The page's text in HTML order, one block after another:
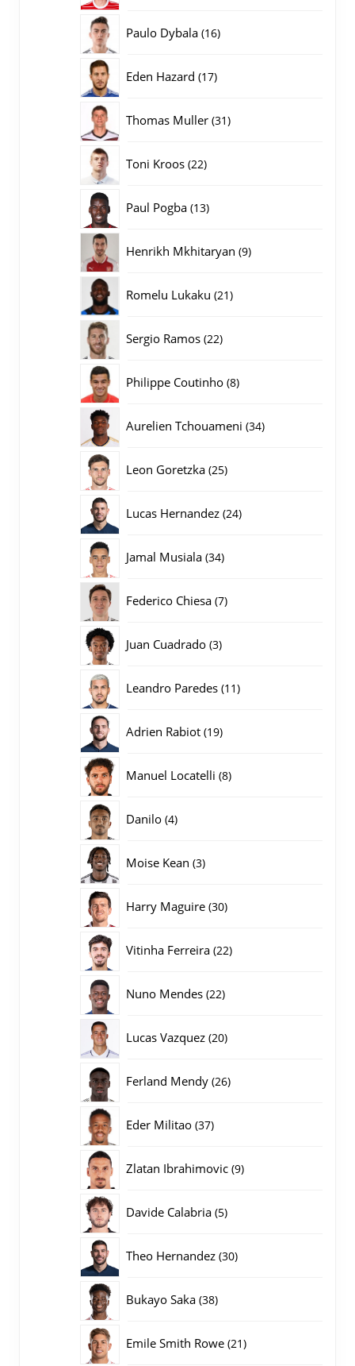
Paulo Dybala 1616
Eden Hazard 1717
Thomas Muller 3131
Toni Kroos 2222
Paul Pogba 1313
Henrikh Mkhitaryan 99
Romelu Lukaku 2121
Sergio Ramos 2222
Philippe Coutinho 88
Aurelien Tchouameni 3434
Leon Goretzka 2525
Lucas Hernandez 2424
Jamal Musiala 3434
Federico Chiesa 77
Juan Cuadrado 33
Leandro Paredes 1111
Adrien Rabiot 1919
Manuel Locatelli 88
Danilo 44
Moise Kean 33
Harry Maguire 3030
Vitinha Ferreira 2222
Nuno Mendes 2222
Lucas Vazquez 2020
Ferland Mendy 2626
Eder Militao 3737
Zlatan Ibrahimovic 99
Davide Calabria 55
Theo Hernandez 3030
Bukayo Saka 3838
Emile Smith Rowe 2121